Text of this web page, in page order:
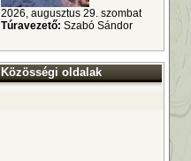
2026, augusztus 29. szombat
Túravezető: Szabó Sándor
Közösségi oldalak